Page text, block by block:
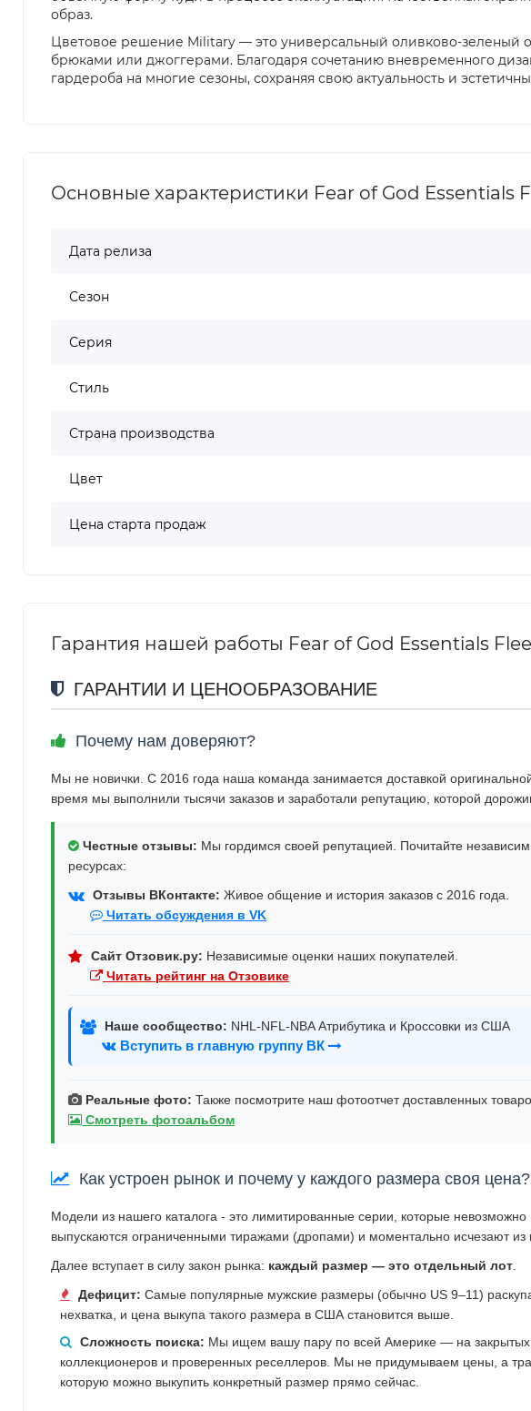
образ.
Цветовое решение Military — это универсальный оливково-зеленый
брюками или джоггерами. Благодаря сочетанию вневременного
гардероба на многие сезоны, сохраняя свою актуальность и
Основные характеристики Fear of God Essentials
Дата релиза
Сезон
Серия
Стиль
Страна производства
Цвет
Цена старта продаж
Гарантия нашей работы Fear of God Essentials
ГАРАНТИИ И ЦЕНООБРАЗОВАНИЕ
Почему нам доверяют?
Мы не новички. С 2016 года наша команда занимается доставкой
время мы выполнили тысячи заказов и заработали репутацию, которой
Честные отзывы: Мы гордимся своей репутацией. Почитайте
ресурсах:
Отзывы ВКонтакте: Живое общение и история заказов с 2016 года.
Читать обсуждения в VK
Сайт Отзовик.ру: Независимые оценки наших покупателей.
Читать рейтинг на Отзовике
Наше сообщество: NHL-NFL-NBA Атрибутика и Кроссовки из США
Вступить в главную группу ВК
Реальные фото: Также посмотрите наш фотоотчет доставленных
Смотреть фотоальбом
Как устроен рынок и почему у каждого размера своя цена?
Модели из нашего каталога - это лимитированные серии, которые
выпускаются ограниченными тиражами (дропами) и моментально исчезают из
Далее вступает в силу закон рынка: каждый размер — это отдельный лот
Дефицит: Самые популярные мужские размеры (обычно US 9–11)
нехватка, и цена выкупа такого размера в США становится выше.
Сложность поиска: Мы ищем вашу пару по всей Америке — на закрытых
коллекционеров и проверенных реселлеров. Мы не придумываем цены, а
которую можно выкупить конкретный размер прямо сейчас.